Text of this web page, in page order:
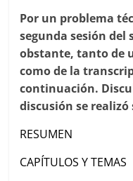
Por un problema
segunda sesión del
obstante, tanto de
como de la
continuación.
discusión se
RESUMEN
CAPÍTULOS Y TEMAS